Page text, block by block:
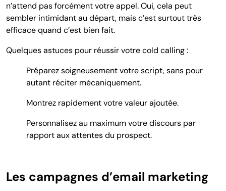
n’attend pas forcément votre appel. Oui, cela peut
sembler intimidant au départ, mais c’est surtout très
efficace quand c’est bien fait.
Quelques astuces pour réussir votre cold calling :
Préparez soigneusement votre script, sans pour
autant réciter mécaniquement.
Montrez rapidement votre valeur ajoutée.
Personnalisez au maximum votre discours par
rapport aux attentes du prospect.
Les campagnes d’email marketing